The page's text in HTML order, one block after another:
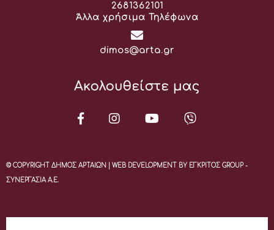
Τηλέφωνο:
2681362101
Άλλα χρήσιμα Τηλέφωνα
Email:
dimos@arta.gr
Ακολουθείστε μας
© COPYRIGHT ΔΗΜΟΣ ΑΡΤΑΙΩΝ | WEB DEVELOPMENT BY ΕΓΚΡΙΤΟΣ GROUP -
ΣΥΝΕΡΓΑΣΙΑ Α.Ε.